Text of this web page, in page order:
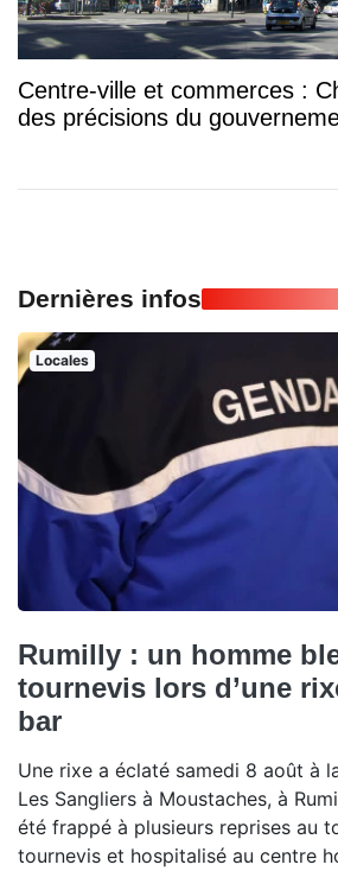
Centre-ville et commerces :
des précisions du
Dernières infos
Locales
Rumilly : un homme
tournevis lors d’une
bar
Une rixe a éclaté samedi 8 août à
Les Sangliers à Moustaches, à
été frappé à plusieurs reprises au
tournevis et hospitalisé au centre